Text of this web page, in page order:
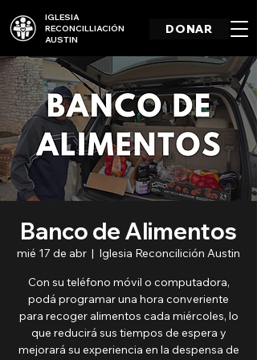
DONAR
IGLESIA
RECONCILLIACIÓN
AUSTIN
Banco de Alimentos
mié 17 de abr
  |
Iglesia Reconcilición Austin
Con su teléfono móvil o computadora,
podá programar una hora converiente
para recoger alimentos cada miércoles, lo
que reducirá sus tiempos de espera y
mejorará su experiencia en la despensa de